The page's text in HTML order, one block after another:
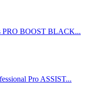
BOOST BLACK...
Pro ASSIST...